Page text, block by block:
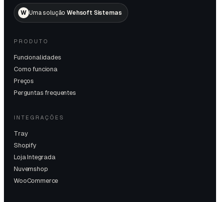
W Uma soluçãoWehsoft Sistemas
PRODUTO
Funcionalidades
Como funciona
Preços
Perguntas frequentes
INTEGRAÇÕES
Tray
Shopify
Loja Integrada
Nuvemshop
WooCommerce